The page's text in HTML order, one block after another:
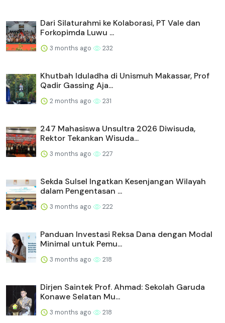
Dari Silaturahmi ke Kolaborasi, PT Vale dan
Forkopimda Luwu ...
3 months ago 232
Khutbah Iduladha di Unismuh Makassar, Prof
Qadir Gassing Aja...
2 months ago 231
247 Mahasiswa Unsultra 2026 Diwisuda,
Rektor Tekankan Wisuda...
3 months ago 227
Sekda Sulsel Ingatkan Kesenjangan Wilayah
dalam Pengentasan ...
3 months ago 222
Panduan Investasi Reksa Dana dengan Modal
Minimal untuk Pemu...
3 months ago 218
Dirjen Saintek Prof. Ahmad: Sekolah Garuda
Konawe Selatan Mu...
3 months ago 218